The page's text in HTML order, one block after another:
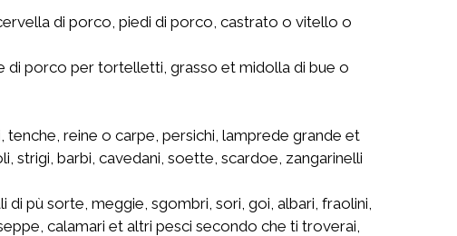
di porco, piedi di porco, castrato o vitello o
di porco per tortelletti, grasso et midolla di bue o
reine o carpe, persichi, lamprede grande et
strigi, barbi, cavedani, soette, scardoe, zangarinelli
pù sorte, meggie, sgombri, sori, goi, albari, fraolini,
calamari et altri pesci secondo che ti troverai,